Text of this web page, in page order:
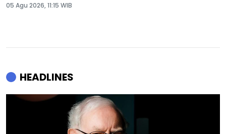
05 Agu 2026, 11:15 WIB
HEADLINES